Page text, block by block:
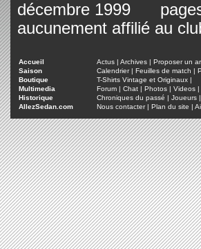
aucunement affilié au
Accueil Actus | Archives | Proposer un
Saison
Calendrier| Feuilles de match |
Boutique
T-Shirts Vintage et Originaux |
Multimedia
Forum | Chat | Photos | Videos |
Historique
Chroniques du passé | Joueurs |
AllezSedan.com
Nous contacter| Plan du site |